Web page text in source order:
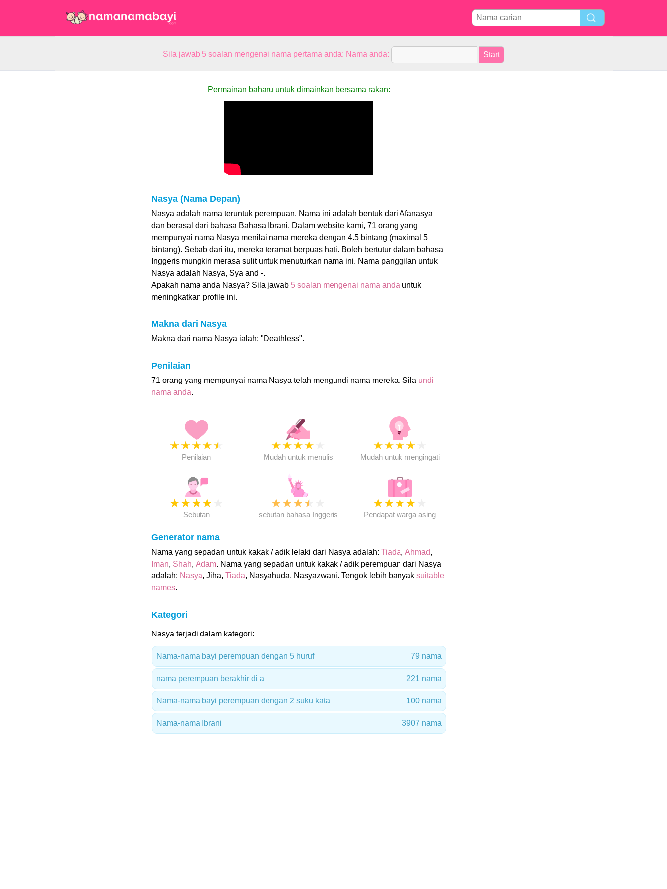
Sila jawab 5 soalan mengenai nama pertama anda: Nama anda:
Permainan baharu untuk dimainkan bersama rakan:
Nasya (Nama Depan)
Nasya adalah nama teruntuk perempuan. Nama ini adalah bentuk dari Afanasya
dan berasal dari bahasa Bahasa Ibrani. Dalam website kami, 71 orang yang
mempunyai nama Nasya menilai nama mereka dengan 4.5 bintang (maximal 5
bintang). Sebab dari itu, mereka teramat berpuas hati. Boleh bertutur dalam bahasa
Inggeris mungkin merasa sulit untuk menuturkan nama ini. Nama panggilan untuk
Nasya adalah Nasya, Sya and -.
Apakah nama anda Nasya? Sila jawab 5 soalan mengenai nama anda untuk
meningkatkan profile ini.
Makna dari Nasya
Makna dari nama Nasya ialah: "Deathless".
Penilaian
71 orang yang mempunyai nama Nasya telah mengundi nama mereka. Sila undi
nama anda.
★★★★★
Penilaian
★★★★
Mudah untuk menulis
★★★★
Mudah untuk mengingati
★★★★
Sebutan
★★★★
sebutan bahasa Inggeris
★★★★
Pendapat warga asing
Generator nama
Nama yang sepadan untuk kakak / adik lelaki dari Nasya adalah: Tiada, Ahmad,
Iman, Shah, Adam. Nama yang sepadan untuk kakak / adik perempuan dari Nasya
adalah: Nasya, Jiha, Tiada, Nasyahuda, Nasyazwani. Tengok lebih banyak suitable
names.
Kategori
Nasya terjadi dalam kategori:
Nama-nama bayi perempuan dengan 5 huruf 79 nama
nama perempuan berakhir di a 221 nama
Nama-nama bayi perempuan dengan 2 suku kata 100 nama
Nama-nama Ibrani 3907 nama